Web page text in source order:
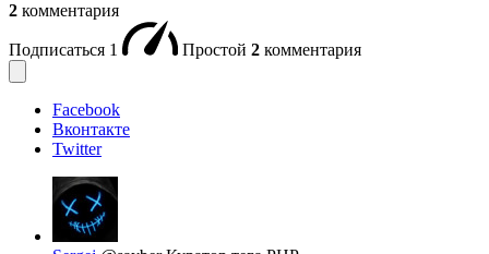
2 комментария
Подписаться 1 Простой 2 комментария
Facebook
Вконтакте
Twitter